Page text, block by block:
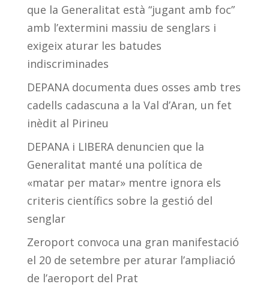
que la Generalitat està “jugant amb foc”
amb l’extermini massiu de senglars i
exigeix aturar les batudes
indiscriminades
DEPANA documenta dues osses amb tres
cadells cadascuna a la Val d’Aran, un fet
inèdit al Pirineu
DEPANA i LIBERA denuncien que la
Generalitat manté una política de
«matar per matar» mentre ignora els
criteris científics sobre la gestió del
senglar
Zeroport convoca una gran manifestació
el 20 de setembre per aturar l’ampliació
de l’aeroport del Prat